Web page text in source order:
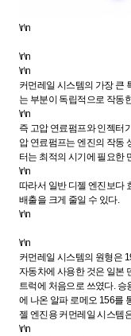
\r\n
\r\n
\r\n
커먼레일 시스템의 가장 큰
는 부분이 독립적으로 작동
\r\n
즉 고압 연료펌프와 인젝터
압 연료펌프는 엔진의 작동
터는 최적의 시기에 필요한
\r\n
따라서 일반 디젤 엔진보다
배출을 크게 줄일 수 있다.
\r\n
\r\n
커먼레일 시스템의 원형은
자동차에 사용한 것은 일본
트럭에 처음으로 쓰였다. 승
에 나온 알파 로메오 156를
젤 엔진용 커먼레일 시스템
\r\n